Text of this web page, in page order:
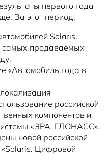
первого года
За этот период:
Solaris.
самых продаваемых
«Автомобиль года в
российской
компонентов и
«ЭРА-ГЛОНАСС».
новой российской
«Solaris. Цифровой